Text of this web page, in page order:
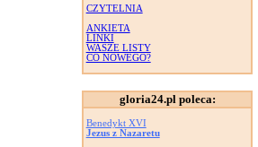
CZYTELNIA
ANKIETA
LINKI
WASZE LISTY
CO NOWEGO?
gloria24.pl poleca:
Benedykt XVI
Jezus z Nazaretu